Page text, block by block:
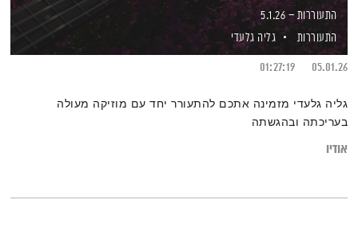
התעוררות – 5.1.26
התעוררות
גליה גלעדי
05.01.26
01:27:19
גליה גלעדי מזמינה אתכם להתעורר יחד עם מוזיקה מעולה
בעריכתה ובהגשתה
אודיו